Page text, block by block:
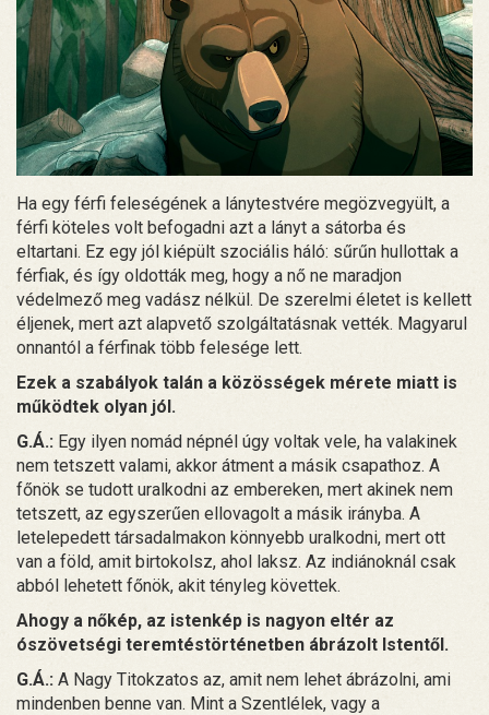
Ha egy férfi feleségének a lánytestvére megözvegyült, a
férfi köteles volt befogadni azt a lányt a sátorba és
eltartani. Ez egy jól kiépült szociális háló: sűrűn hullottak a
férfiak, és így oldották meg, hogy a nő ne maradjon
védelmező meg vadász nélkül. De szerelmi életet is kellett
éljenek, mert azt alapvető szolgáltatásnak vették. Magyarul
onnantól a férfinak több felesége lett.
Ezek a szabályok talán a közösségek mérete miatt is
működtek olyan jól.
G.Á.: Egy ilyen nomád népnél úgy voltak vele, ha valakinek
nem tetszett valami, akkor átment a másik csapathoz. A
főnök se tudott uralkodni az embereken, mert akinek nem
tetszett, az egyszerűen ellovagolt a másik irányba. A
letelepedett társadalmakon könnyebb uralkodni, mert ott
van a föld, amit birtokolsz, ahol laksz. Az indiánoknál csak
abból lehetett főnök, akit tényleg követtek.
Ahogy a nőkép, az istenkép is nagyon eltér az
ószövetségi teremtéstörténetben ábrázolt Istentől.
G.Á.: A Nagy Titokzatos az, amit nem lehet ábrázolni, ami
mindenben benne van. Mint a Szentlélek, vagy a